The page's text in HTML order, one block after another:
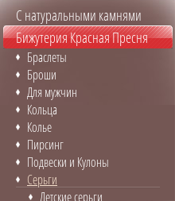
С натуральными камнями
Бижутерия Красная Пресня
Браслеты
Броши
Для мужчин
Кольца
Колье
Пирсинг
Подвески и Кулоны
Серьги
Детские серьги